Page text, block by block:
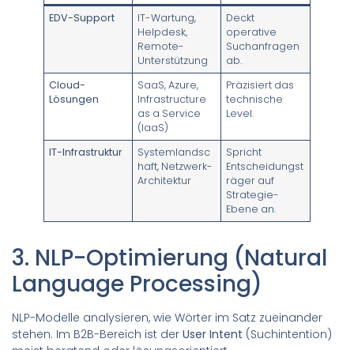
EDV-Support
IT-Wartung,
Helpdesk,
Remote-
Unterstützung
Deckt
operative
Suchanfragen
ab.
Cloud-
Lösungen
SaaS, Azure,
Infrastructure
as a Service
(IaaS)
Präzisiert das
technische
Level.
IT-Infrastruktur
Systemlandsc
haft, Netzwerk-
Architektur
Spricht
Entscheidungst
räger auf
Strategie-
Ebene an.
3. NLP-Optimierung (Natural
Language Processing)
NLP-Modelle analysieren, wie Wörter im Satz zueinander
stehen. Im B2B-Bereich ist der User Intent (Suchintention)